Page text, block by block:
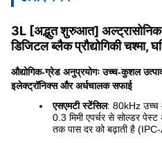
3L [अद्भुत शुरुआत] अल्ट्रासोनिक
डिजिटल ब्लैक प्रौद्योगिकी
औद्योगिक-ग्रेड अनुप्रयोगः उच्च-कुशल
इलेक्ट्रॉनिक्स और अर्धचालक सफाई
एसएमटी स्टेंसिल: 80kHz उच्च
0.3 मिमी एपर्चर से सोल्डर
तक पास दर को बढ़ाती है